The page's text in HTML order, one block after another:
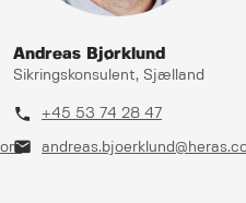
Andreas Bjørklund
Sikringskonsulent, Sjælland
phone +45 53 74 28 47
mail